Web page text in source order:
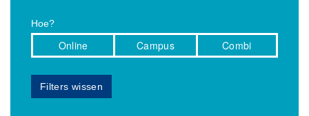
Hoe?
Online Campus Combi
Filters wissen